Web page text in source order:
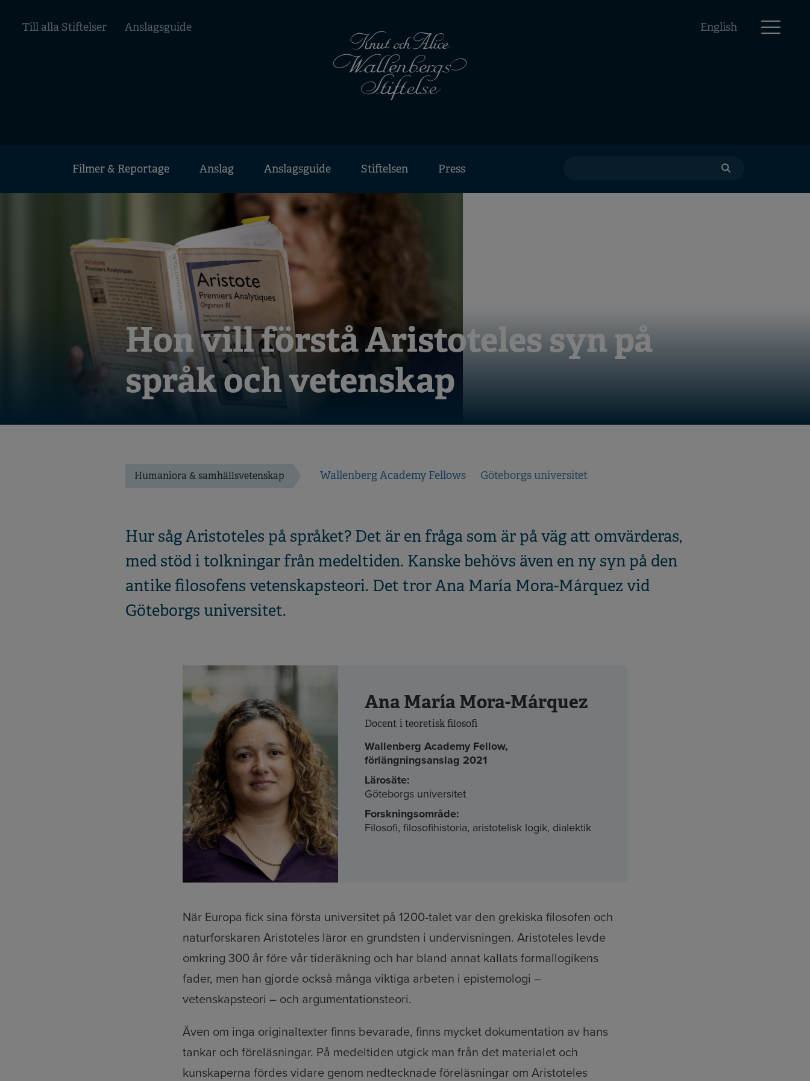
huvudinnehåll
Top
Till alla Stiftelser Anslagsguide English
Huvudmeny
Filmer & Reportage Anslag Anslagsguide Stiftelsen Press
Hon vill förstå Aristoteles syn på
språk och vetenskap
Humaniora & samhällsvetenskap Wallenberg Academy Fellows Göteborgs universitet
Hur såg Aristoteles på språket? Det är en fråga som är på väg att omvärderas,
med stöd i tolkningar från medeltiden. Kanske behövs även en ny syn på den
antike filosofens vetenskapsteori. Det tror Ana María Mora-Márquez vid
Göteborgs universitet.
Ana María Mora-Márquez
Docent i teoretisk filosofi
Wallenberg Academy Fellow,
förlängningsanslag 2021
Lärosäte:
Göteborgs universitet
Forskningsområde:
Filosofi, filosofihistoria, aristotelisk logik, dialektik
När Europa fick sina första universitet på 1200-talet var den grekiska filosofen och
naturforskaren Aristoteles läror en grundsten i undervisningen. Aristoteles levde
omkring 300 år före vår tideräkning och har bland annat kallats formallogikens
fader, men han gjorde också många viktiga arbeten i epistemologi –
vetenskapsteori – och argumentationsteori.
Även om inga originaltexter finns bevarade, finns mycket dokumentation av hans
tankar och föreläsningar. På medeltiden utgick man från det materialet och
kunskaperna fördes vidare genom nedtecknade föreläsningar om Aristoteles